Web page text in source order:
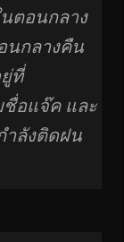
ตอนกลาง
นกลางคืน
ที่
ชื่อแจ๊ค และ
ลังติดฝน